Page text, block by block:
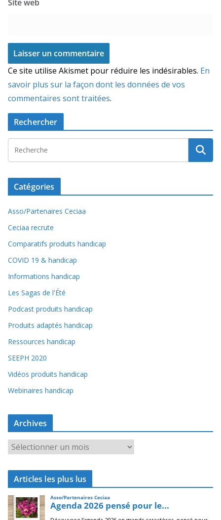
Site web
Ce site utilise Akismet pour réduire les indésirables. En
savoir plus sur la façon dont les données de vos
commentaires sont traitées.
Rechercher
Catégories
Asso/Partenaires Ceciaa
Ceciaa recrute
Comparatifs produits handicap
COVID 19 & handicap
Informations handicap
Les Sagas de l'Été
Podcast produits handicap
Produits adaptés handicap
Ressources handicap
SEEPH 2020
Vidéos produits handicap
Webinaires handicap
Archives
r
c
i
v
Articles les plus lus